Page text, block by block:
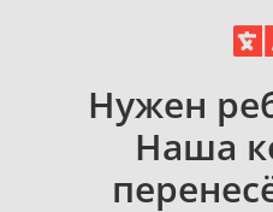
Нужен
Наша